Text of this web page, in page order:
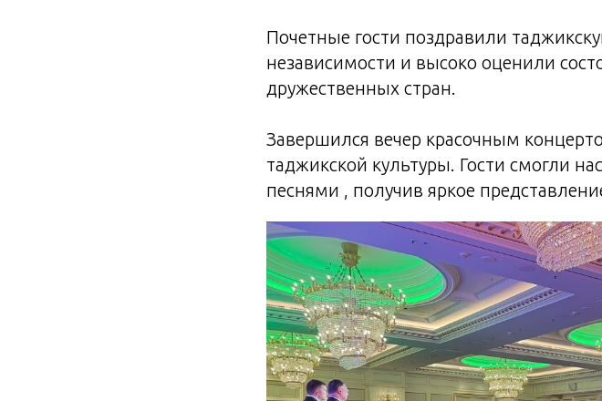
Почетные гости поздравили
независимости и высоко оценили
дружественных стран.
Завершился вечер красочным
таджикской культуры. Гости смогли
песнями , получив яркое